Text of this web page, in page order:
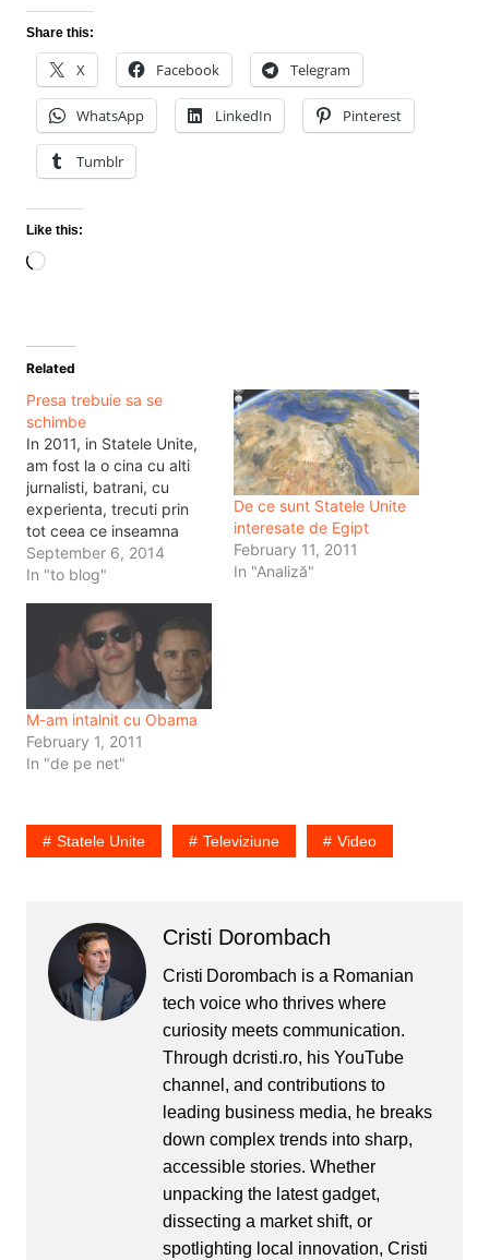
Share this:
X Facebook Telegram
WhatsApp LinkedIn Pinterest
Tumblr
Like this:
Loading…
Related
Presa trebuie sa se
schimbe
In 2011, in Statele Unite,
am fost la o cina cu alti
jurnalisti, batrani, cu
experienta, trecuti prin
tot ceea ce inseamna
cresterea si decaderea
meseriei de jurnalist, din
si aici, exista trusturi
media cu probleme,
exista trusturi media care
se inchid, venituri de
publicitate…
September 6, 2014
In "to blog"
De ce sunt Statele Unite
interesate de Egipt
February 11, 2011
In "Analiză"
M-am intalnit cu Obama
February 1, 2011
In "de pe net"
Statele Unite Televiziune Video
Cristi Dorombach
Cristi Dorombach is a Romanian
tech voice who thrives where
curiosity meets communication.
Through dcristi.ro, his YouTube
channel, and contributions to
leading business media, he breaks
down complex trends into sharp,
accessible stories. Whether
unpacking the latest gadget,
dissecting a market shift, or
spotlighting local innovation, Cristi